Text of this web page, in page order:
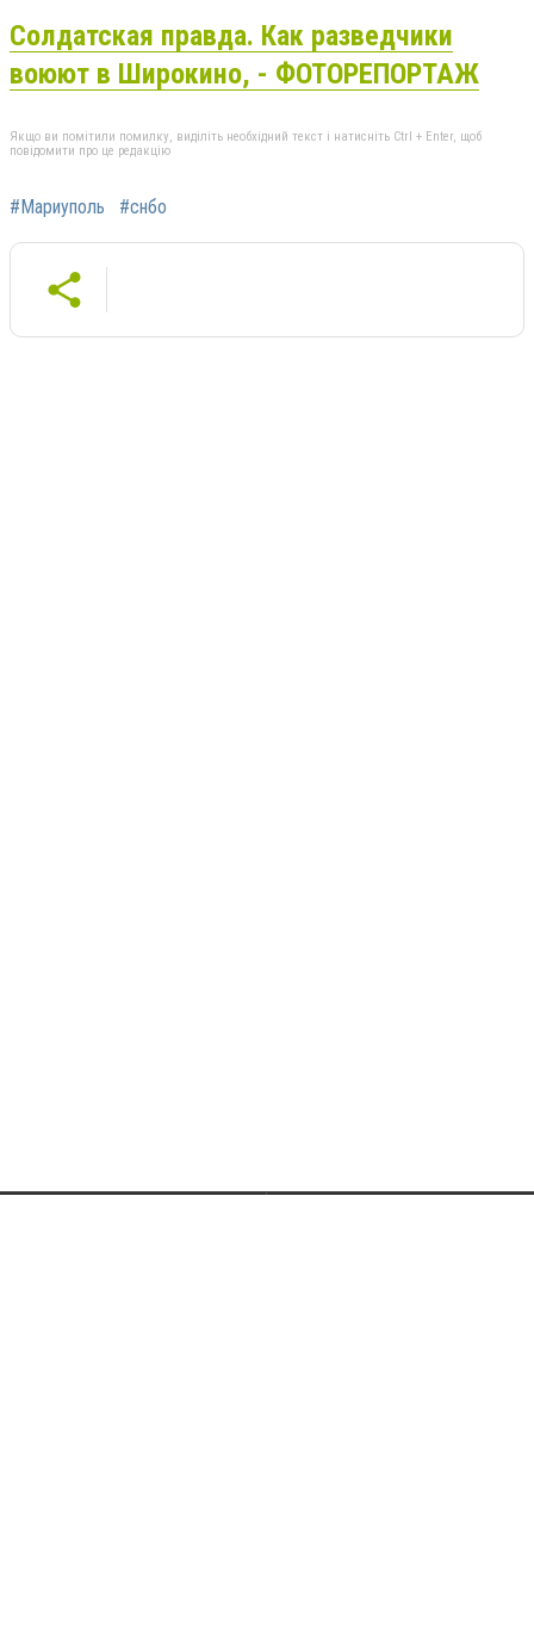
Солдатская правда. Как разведчики
воюют в Широкино, - ФОТОРЕПОРТАЖ
Якщо ви помітили помилку, виділіть необхідний текст і натисніть Ctrl + Enter, щоб
повідомити про це редакцію
#Мариуполь #снбо